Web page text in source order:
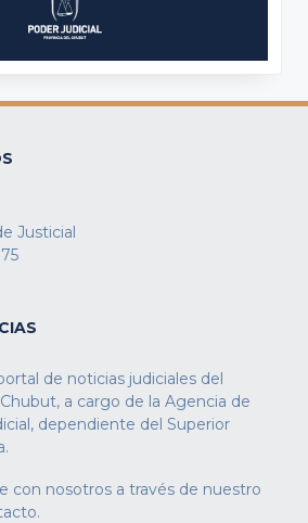
Justicial
de noticias judiciales del
a cargo de la Agencia de
dependiente del Superior
con nosotros a través de nuestro
.